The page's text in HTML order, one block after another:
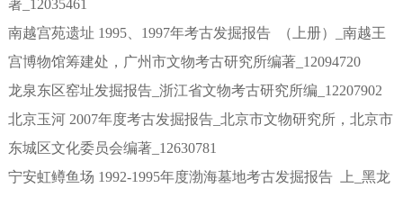
著_12035461
南越宫苑遗址 1995、1997年考古发掘报告 （上册）_南越王
宫博物馆筹建处，广州市文物考古研究所编著_12094720
龙泉东区窑址发掘报告_浙江省文物考古研究所编_12207902
北京玉河 2007年度考古发掘报告_北京市文物研究所，北京市
东城区文化委员会编著_12630781
宁安虹鳟鱼场 1992-1995年度渤海墓地考古发掘报告 上_黑龙